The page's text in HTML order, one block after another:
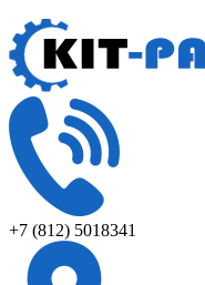
+7 (812) 5018341